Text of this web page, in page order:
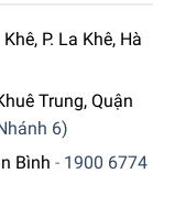
năng Auto Shut-off
bạn sau 9 phút
P. La Khê, Hà
Trung, Quận
6)
Bình - 1900 6774